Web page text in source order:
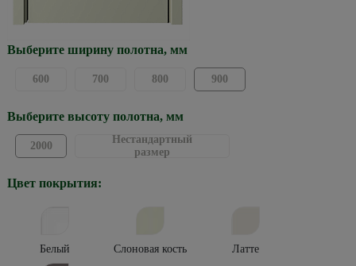
Выберите ширину полотна, мм
600 700 800 900
Выберите высоту полотна, мм
2000
Нестандартный
размер
Цвет покрытия:
Белый Слоновая кость Латте